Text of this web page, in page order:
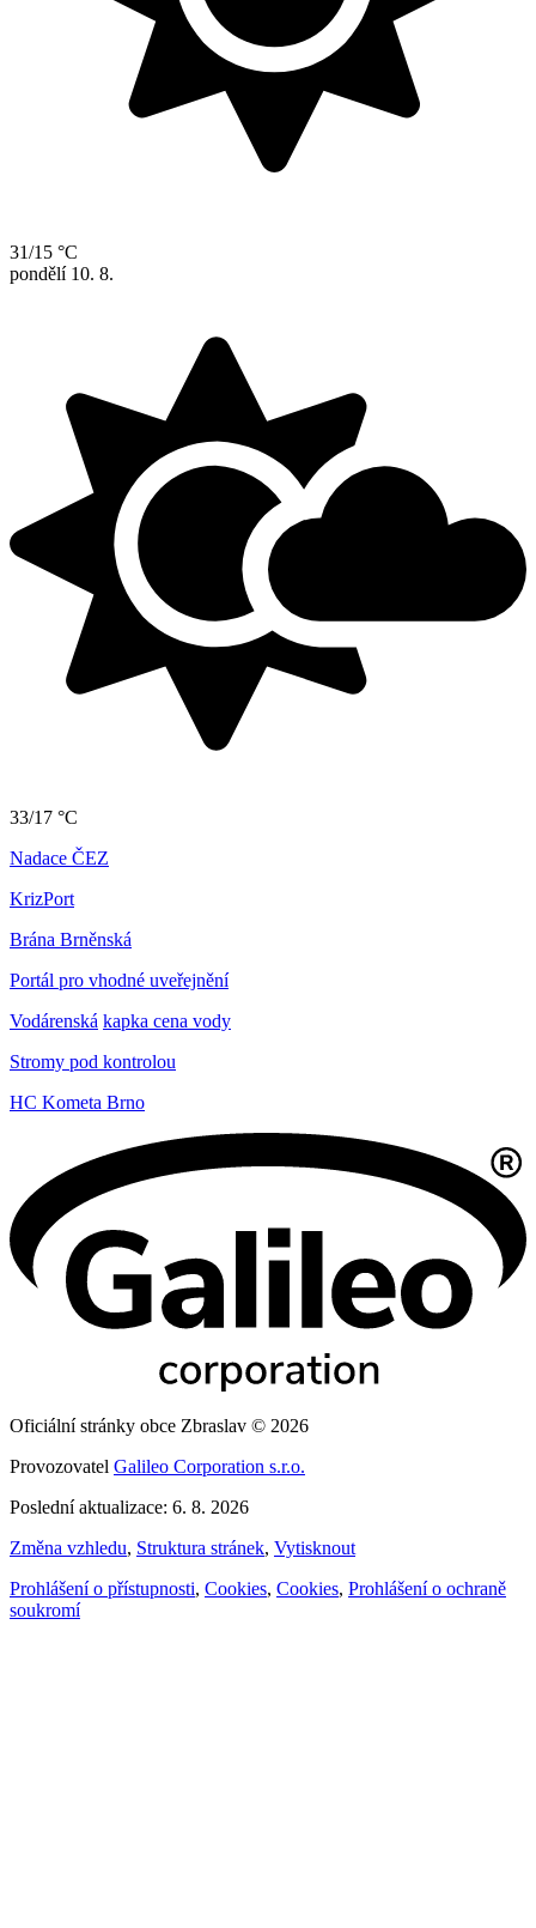
31/15 °C
pondělí 10. 8.
33/17 °C
Nadace ČEZ
KrizPort
Brána Brněnská
Portál pro vhodné uveřejnění
Vodárenská kapka cena vody
Stromy pod kontrolou
HC Kometa Brno
Oficiální stránky obce Zbraslav © 2026
Provozovatel Galileo Corporation s.r.o.
Poslední aktualizace: 6. 8. 2026
Změna vzhledu, Struktura stránek, Vytisknout
Prohlášení o přístupnosti, Cookies, Cookies, Prohlášení o ochraně
soukromí